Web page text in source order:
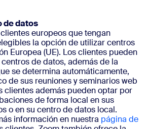
de datos
europeos que tengan
la opción de utilizar centros
Europea (UE). Los clientes pueden
de datos, además de la
se determina automáticamente,
de sus reuniones y seminarios web
clientes además pueden optar por
de forma local en sus
o en su centro de datos local.
información en nuestra página de